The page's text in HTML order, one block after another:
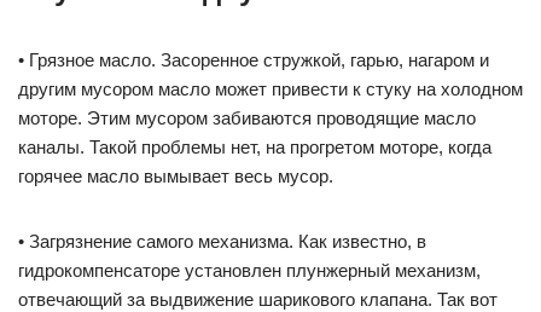
• Грязное масло. Засоренное стружкой, гарью, нагаром и
другим мусором масло может привести к стуку на холодном
моторе. Этим мусором забиваются проводящие масло
каналы. Такой проблемы нет, на прогретом моторе, когда
горячее масло вымывает весь мусор.
• Загрязнение самого механизма. Как известно, в
гидрокомпенсаторе установлен плунжерный механизм,
отвечающий за выдвижение шарикового клапана. Так вот